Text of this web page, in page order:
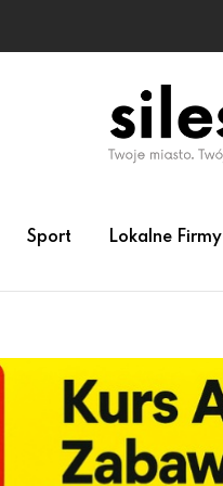
Sport Lokalne Firmy